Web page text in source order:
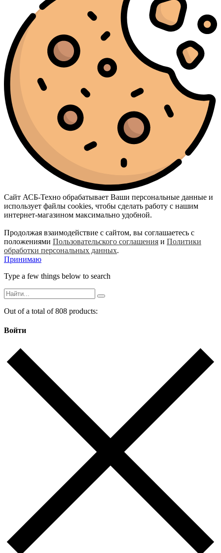
Сайт АСБ-Техно обрабатывает Ваши персональные данные и
использует файлы cookies, чтобы сделать работу с нашим
интернет-магазином максимально удобной.
Продолжая взаимодействие с сайтом, вы соглашаетесь с
положениями Пользовательского соглашения и Политики
обработки персональных данных.
Принимаю
Type a few things below to search
Out of a total of 808 products:
Войти